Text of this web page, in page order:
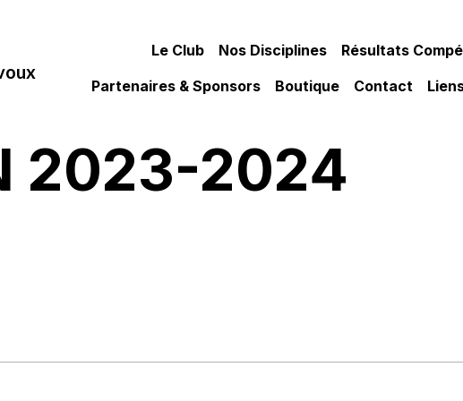
Le Club Nos Disciplines
Résultats
Partenaires & Sponsors
Boutique Contact
2023-2024